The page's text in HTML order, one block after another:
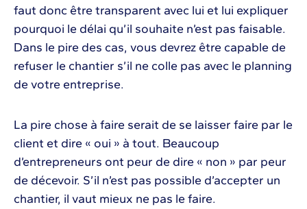
faut donc être transparent avec lui et lui expliquer
pourquoi le délai qu’il souhaite n’est pas faisable.
Dans le pire des cas, vous devrez être capable de
refuser le chantier s’il ne colle pas avec le planning
de votre entreprise.
La pire chose à faire serait de se laisser faire par le
client et dire « oui » à tout. Beaucoup
d’entrepreneurs ont peur de dire « non » par peur
de décevoir. S’il n’est pas possible d’accepter un
chantier, il vaut mieux ne pas le faire.